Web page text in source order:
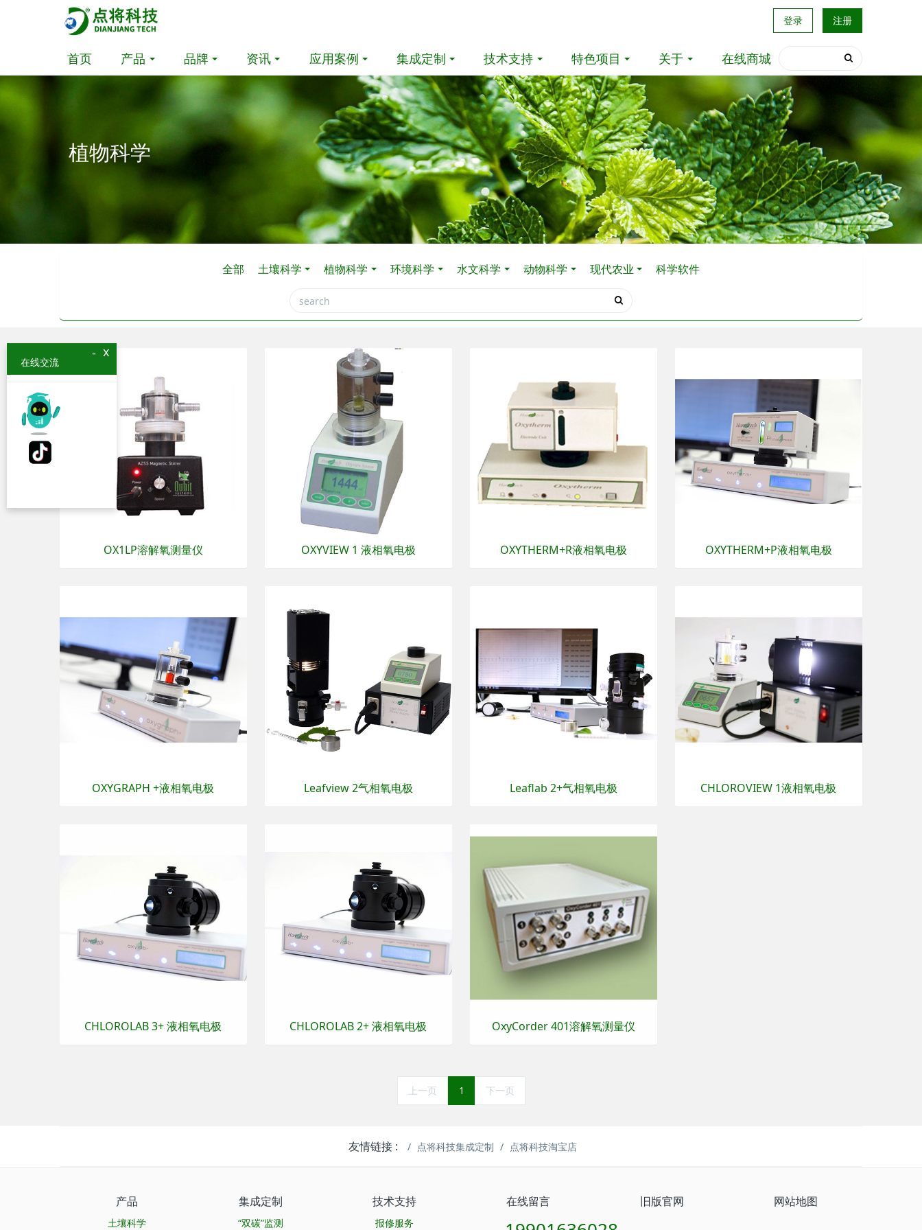
登录 注册
首页 产品 品牌 资讯 应用案例 集成定制 技术支持 特色项目 关于 在线商城
植物科学
全部 土壤科学 植物科学 环境科学 水文科学 动物科学 现代农业 科学软件
OX1LP溶解氧测量仪 OXYVIEW 1 液相氧电极 OXYTHERM+R液相氧电极 OXYTHERM+P液相氧电极
OXYGRAPH +液相氧电极 Leafview 2气相氧电极 Leaflab 2+气相氧电极 CHLOROVIEW 1液相氧电极
CHLOROLAB 3+ 液相氧电极 CHLOROLAB 2+ 液相氧电极 OxyCorder 401溶解氧测量仪
上一页 1 下一页
友情链接 : 点将科技集成定制 点将科技淘宝店
产品
土壤科学
集成定制
“双碳”监测
技术支持
报修服务
在线留言 旧版官网 网站地图
x
-
在线交流